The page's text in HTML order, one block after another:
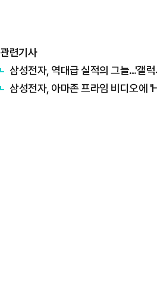
관련기사
삼성전자, 역대급 실적의 그늘…'갤
삼성전자, 아마존 프라임 비디오에